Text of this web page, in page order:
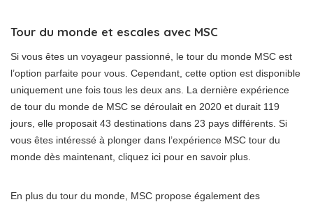
Tour du monde et escales avec MSC
Si vous êtes un voyageur passionné, le tour du monde MSC est
l’option parfaite pour vous. Cependant, cette option est disponible
uniquement une fois tous les deux ans. La dernière expérience
de tour du monde de MSC se déroulait en 2020 et durait 119
jours, elle proposait 43 destinations dans 23 pays différents. Si
vous êtes intéressé à plonger dans l’expérience MSC tour du
monde dès maintenant, cliquez ici pour en savoir plus.
En plus du tour du monde, MSC propose également des